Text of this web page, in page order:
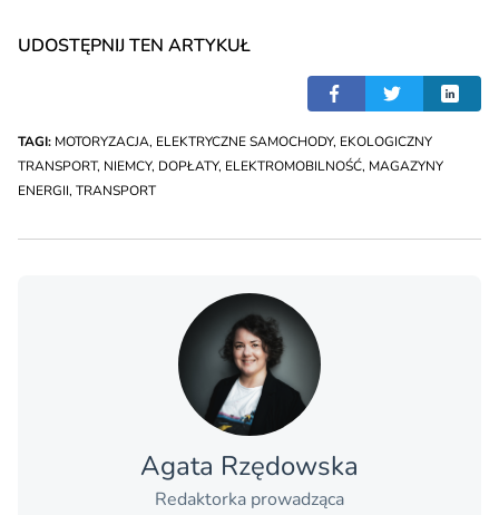
UDOSTĘPNIJ TEN ARTYKUŁ
TAGI: MOTORYZACJA, ELEKTRYCZNE SAMOCHODY, EKOLOGICZNY
TRANSPORT, NIEMCY, DOPŁATY, ELEKTROMOBILNOŚĆ, MAGAZYNY
ENERGII, TRANSPORT
Agata Rzędowska
Redaktorka prowadząca